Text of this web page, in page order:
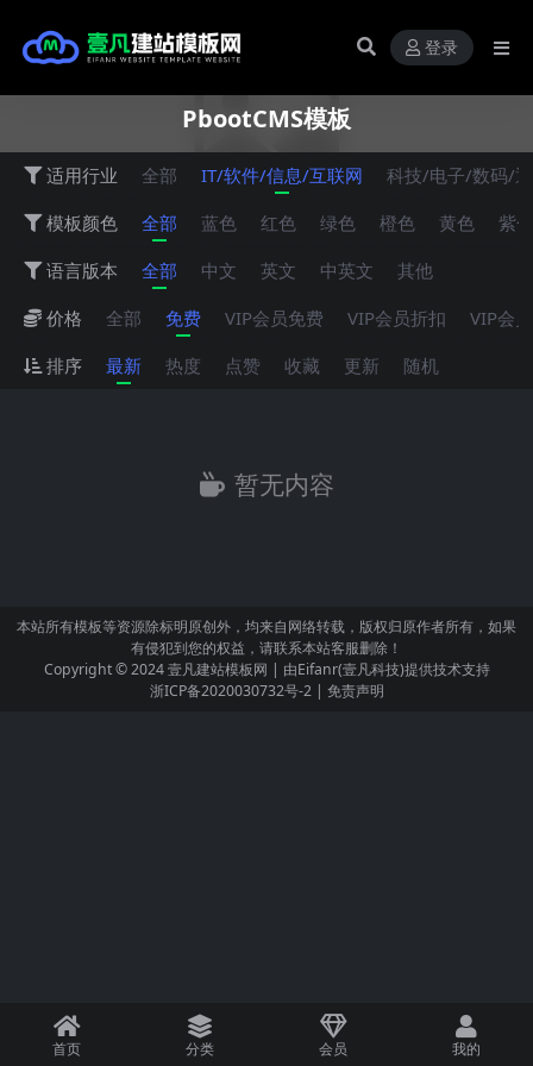
登录
PbootCMS模板
适用行业 全部 IT/软件/信息/互联网
科技/电子/数码/
模板颜色
全部 蓝色 红色 绿色 橙色 黄色
紫色
语言版本
全部 中文 英文 中英文
其他
价格
全部 免费 VIP会员免费 VIP会员折扣
VIP会
排序
最新 热度 点赞 收藏 更新 随机
暂无内容
本站所有模板等资源除标明原创外，均来自网络转载，版权归原作者所有，如果
有侵犯到您的权益，请联系本站客服删除！
Copyright © 2024壹凡建站模板网 | 由Eifanr(壹凡科技)提供技术支持
浙ICP备2020030732号-2| 免责声明
首页 分类 会员 我的